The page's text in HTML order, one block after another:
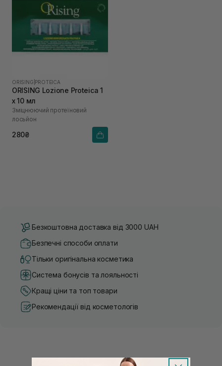
ORISING PROTEICA
ORISING Lozione Proteica 1
х 10 мл
Зміцнюючий протеїновий
лосьйон
280₴
Безкоштовна доставка від 3000 UAH
Безпечні способи оплати
Тільки оригінальна косметика
Система бонусів та лояльності
Кращі ціни та топ товари
Рекомендації від косметологів